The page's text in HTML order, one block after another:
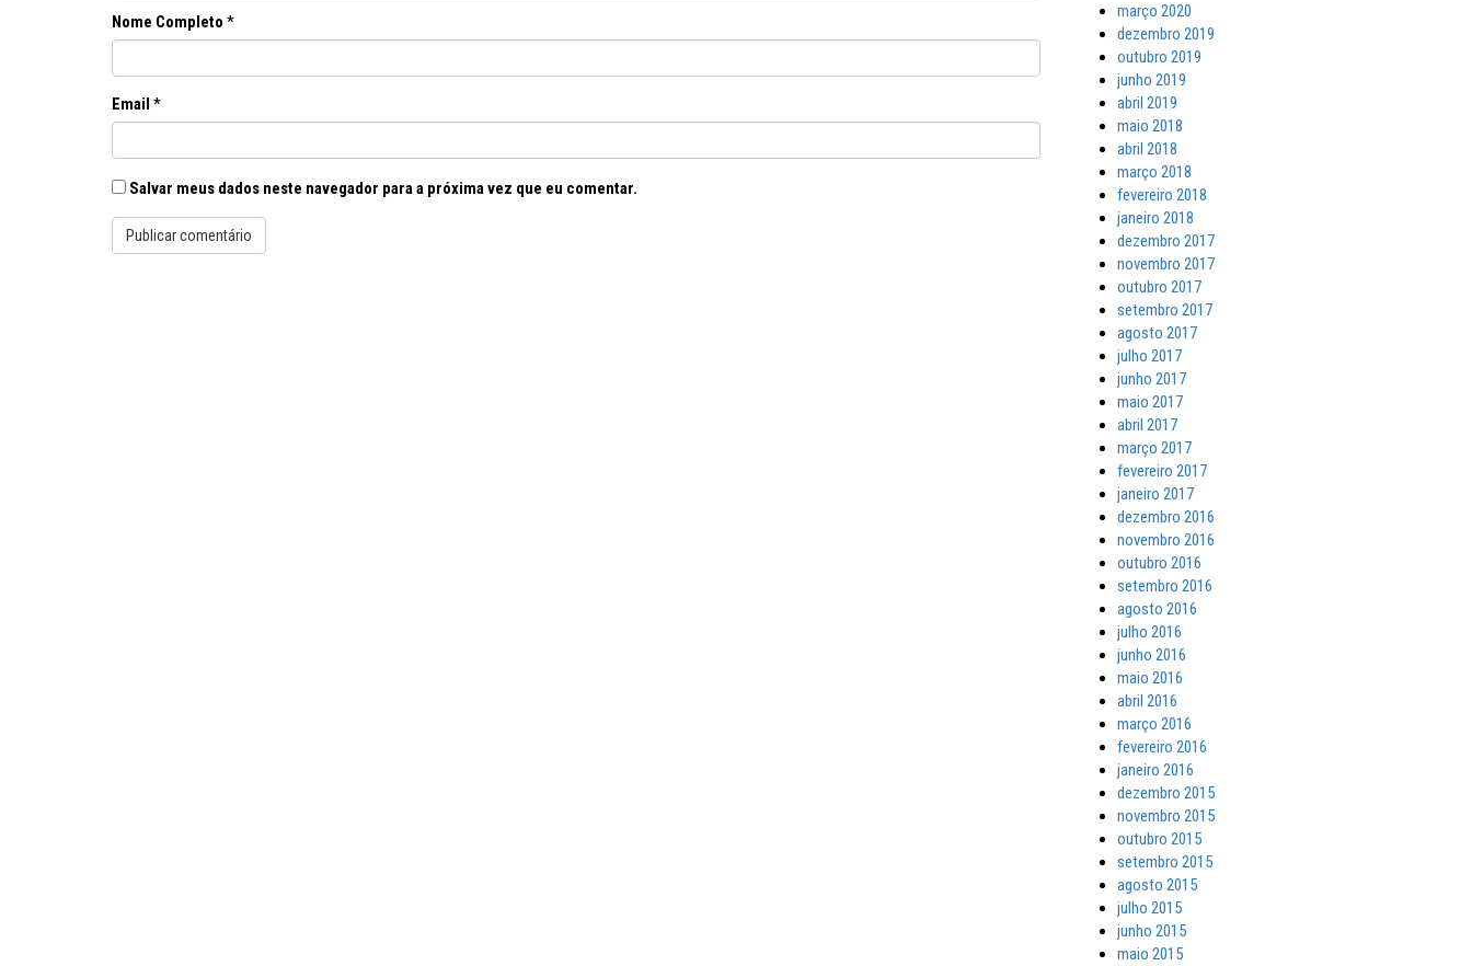
Nome Completo *
Email *
Salvar meus dados neste navegador para a próxima vez que eu comentar.
março 2020
dezembro 2019
outubro 2019
junho 2019
abril 2019
maio 2018
abril 2018
março 2018
fevereiro 2018
janeiro 2018
dezembro 2017
novembro 2017
outubro 2017
setembro 2017
agosto 2017
julho 2017
junho 2017
maio 2017
abril 2017
março 2017
fevereiro 2017
janeiro 2017
dezembro 2016
novembro 2016
outubro 2016
setembro 2016
agosto 2016
julho 2016
junho 2016
maio 2016
abril 2016
março 2016
fevereiro 2016
janeiro 2016
dezembro 2015
novembro 2015
outubro 2015
setembro 2015
agosto 2015
julho 2015
junho 2015
maio 2015